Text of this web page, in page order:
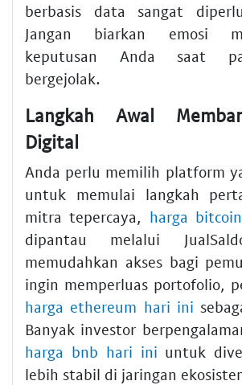
berbasis data sangat
Jangan biarkan emosi
keputusan Anda saat
bergejolak.
Langkah Awal
Digital
Anda perlu memilih platform
untuk memulai langkah
mitra tepercaya, harga
dipantau melalui
memudahkan akses bagi
ingin memperluas portofolio,
harga ethereum hari ini
Banyak investor
harga bnb hari ini untuk
lebih stabil di jaringan